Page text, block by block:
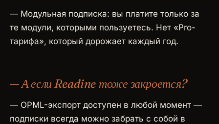
— Модульная подписка: вы платите только за
те модули, которыми пользуетесь. Нет «Pro-
тарифа», который дорожает каждый год.
— А если Readine тоже закроется?
— OPML-экспорт доступен в любой момент —
подписки всегда можно забрать с собой в